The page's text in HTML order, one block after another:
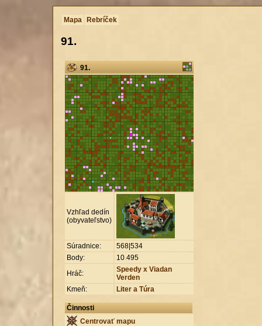
Mapa Rebríček
91.
91.
Vzhľad dedín
(obyvateľstvo)
Súradnice:
568|534
Body:
10.495
Hráč:
Speedy x Viadan
Verden
Kmeň:
Liter a Túra
Činnosti
Centrovať mapu